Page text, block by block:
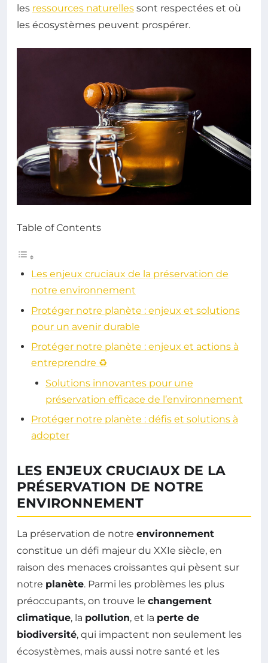
les ressources naturelles sont respectées et où
les écosystèmes peuvent prospérer.
Table of Contents
Les enjeux cruciaux de la préservation de
notre environnement
Protéger notre planète : enjeux et solutions
pour un avenir durable
Protéger notre planète : enjeux et actions à
entreprendre ♻️
Solutions innovantes pour une
préservation efficace de l’environnement
Protéger notre planète : défis et solutions à
adopter
LES ENJEUX CRUCIAUX DE LA
PRÉSERVATION DE NOTRE
ENVIRONNEMENT
La préservation de notre environnement
constitue un défi majeur du XXIe siècle, en
raison des menaces croissantes qui pèsent sur
notre planète. Parmi les problèmes les plus
préoccupants, on trouve le changement
climatique, la pollution, et la perte de
biodiversité, qui impactent non seulement les
écosystèmes, mais aussi notre santé et les